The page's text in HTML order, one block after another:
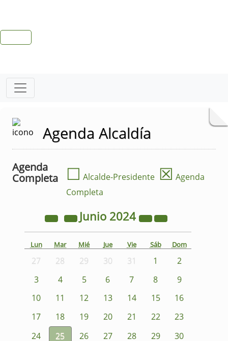
Agenda Alcaldía
Agenda
Completa
☐ Alcalde-Presidente ☒ Agenda
Completa
Junio 2024
Lun Mar Mié Jue Vie Sáb Dom
27 28 29 30 31 1
2
3
4 5 6 7 8
9
10
11 12 13 14 15
16
17
18 19 20 21 22
23
24
25 26 27 28 29
30